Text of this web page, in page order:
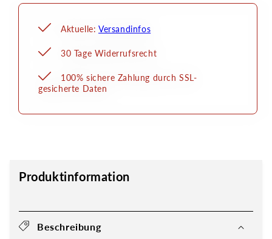
Aktuelle: Versandinfos
30 Tage Widerrufsrecht
100% sichere Zahlung durch SSL-
gesicherte Daten
Produktinformation
Beschreibung